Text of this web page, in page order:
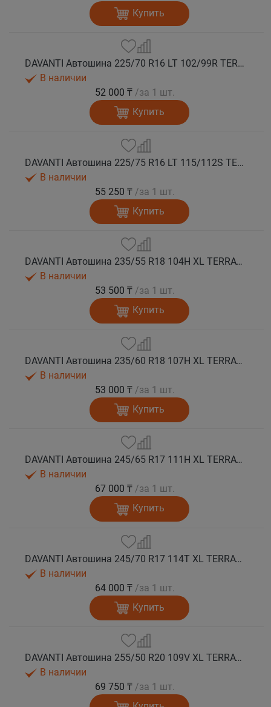
Купить
DAVANTI Автошина 225/70 R16 LT 102/99R TERRATOURA A/T RBL 6PR RPR M+S
В наличии
52 000 ₸ /за 1 шт.
Купить
DAVANTI Автошина 225/75 R16 LT 115/112S TERRATOURA A/T RWL 10PR RPR M+S
В наличии
55 250 ₸ /за 1 шт.
Купить
DAVANTI Автошина 235/55 R18 104H XL TERRATOURA A/T RWL RPR M+S
В наличии
53 500 ₸ /за 1 шт.
Купить
DAVANTI Автошина 235/60 R18 107H XL TERRATOURA A/T RWL RPR M+S
В наличии
53 000 ₸ /за 1 шт.
Купить
DAVANTI Автошина 245/65 R17 111H XL TERRATOURA A/T RWL RPR M+S
В наличии
67 000 ₸ /за 1 шт.
Купить
DAVANTI Автошина 245/70 R17 114T XL TERRATOURA A/T RBL RPR M+S
В наличии
64 000 ₸ /за 1 шт.
Купить
DAVANTI Автошина 255/50 R20 109V XL TERRATOURA A/T RBL RPR M+S
В наличии
69 750 ₸ /за 1 шт.